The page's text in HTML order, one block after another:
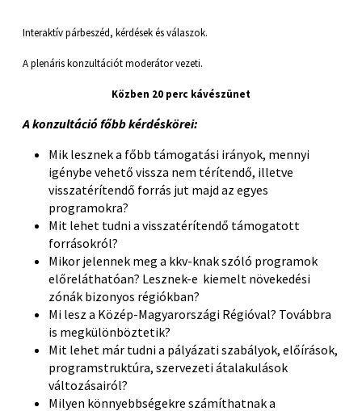
Interaktív párbeszéd, kérdések és válaszok.
A plenáris konzultációt moderátor vezeti.
Közben 20 perc kávészünet
A konzultáció főbb kérdéskörei:
Mik lesznek a főbb támogatási irányok, mennyi
igénybe vehető vissza nem térítendő, illetve
visszatérítendő forrás jut majd az egyes
programokra?
Mit lehet tudni a visszatérítendő támogatott
forrásokról?
Mikor jelennek meg a kkv-knak szóló programok
előreláthatóan? Lesznek-e kiemelt növekedési
zónák bizonyos régiókban?
Mi lesz a Közép-Magyarországi Régióval? Továbbra
is megkülönböztetik?
Mit lehet már tudni a pályázati szabályok, előírások,
programstruktúra, szervezeti átalakulások
változásairól?
Milyen könnyebbségekre számíthatnak a